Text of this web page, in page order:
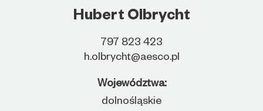
Hubert Olbrycht
797 823 423
h.olbrycht@aesco.pl
Województwa:
dolnośląskie